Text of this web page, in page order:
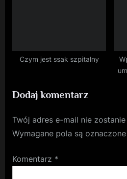
Czym jest ssak szpitalny
Dodaj komentarz
Twój adres e-mail nie
Wymagane pola są oznaczone
Komentarz *